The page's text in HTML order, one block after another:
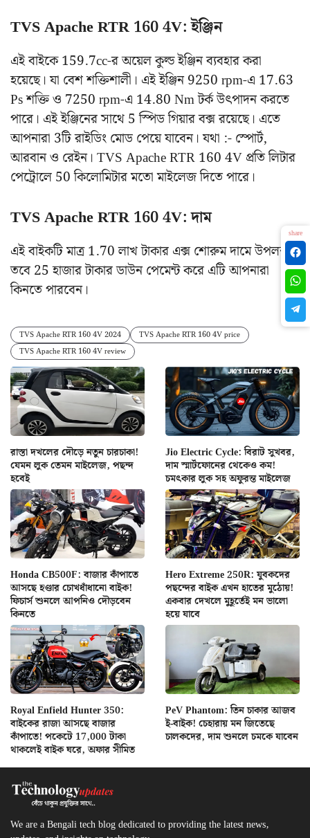
TVS Apache RTR 160 4V: ইঞ্জিন
এই বাইকে 159.7cc-র অয়েল কুল্ড ইঞ্জিন ব্যবহার করা
হয়েছে। যা বেশ শক্তিশালী। এই ইঞ্জিন 9250 rpm-এ 17.63
Ps শক্তি ও 7250 rpm-এ 14.80 Nm টর্ক উৎপাদন করতে
পারে। এই ইঞ্জিনের সাথে 5 স্পিড গিয়ার বক্স রয়েছে। এতে
আপনারা 3টি রাইডিং মোড পেয়ে যাবেন। যথা :- স্পোর্ট,
আরবান ও রেইন। TVS Apache RTR 160 4V প্রতি লিটার
পেট্রোলে 50 কিলোমিটার মতো মাইলেজ দিতে পারে।
TVS Apache RTR 160 4V: দাম
এই বাইকটি মাত্র 1.70 লাখ টাকার এক্স শোরুম দামে উপলব্ধ।
তবে 25 হাজার টাকার ডাউন পেমেন্ট করে এটি আপনারা
কিনতে পারবেন।
TVS Apache RTR 160 4V 2024
TVS Apache RTR 160 4V price
TVS Apache RTR 160 4V review
রাস্তা দখলের দৌড়ে নতুন চারচাকা!
যেমন লুক তেমন মাইলেজ, পছন্দ
হবেই
Jio Electric Cycle: বিরাট সুখবর,
দাম স্মার্টফোনের থেকেও কম!
চমৎকার লুক সহ অফুরন্ত মাইলেজ
Honda CB500F: বাজার কাঁপাতে
আসছে হণ্ডার চোখধাঁধানো বাইক!
ফিচার্স শুনলে আপনিও দৌড়বেন
কিনতে
Hero Extreme 250R: যুবকদের
পছন্দের বাইক এখন হাতের মুঠোয়!
একবার দেখলে মুহূর্তেই মন ভালো
হয়ে যাবে
Royal Enfield Hunter 350:
বাইকের রাজা আসছে বাজার
কাঁপাতে! পকেটে 17,000 টাকা
থাকলেই বাইক ঘরে, অফার সীমিত
PeV Phantom: তিন চাকার আজব
ই-বাইক! চেহারায় মন জিতেছে
চালকদের, দাম শুনলে চমকে যাবেন
We are a Bengali tech blog dedicated to providing the latest news,
share